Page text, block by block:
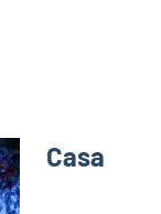
Casa